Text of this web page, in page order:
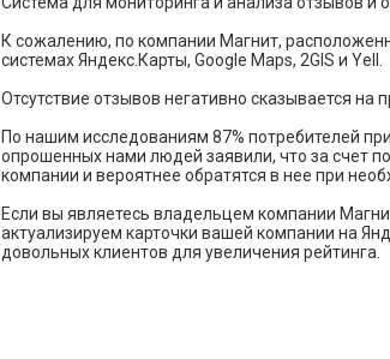
К сожалению, по компании Магнит,
системах Яндекс.Карты, Google Maps, 2GIS и Yell.
Отсутствие отзывов негативно сказывается на
По нашим исследованиям 87% потребителей
опрошенных нами людей заявили, что за счет
компании и вероятнее обратятся в нее при
Если вы являетесь владельцем компании
актуализируем карточки вашей компании на
довольных клиентов для увеличения рейтинга.